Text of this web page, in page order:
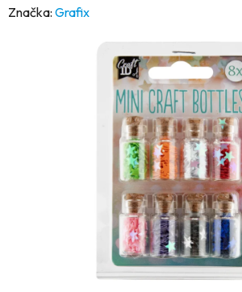
hodnocení
Značka: Grafix